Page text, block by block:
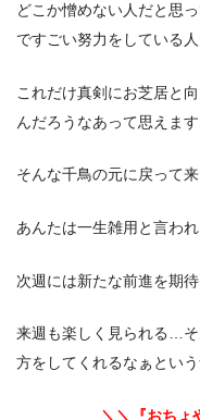
どこか憎めない人だと思
ですごい努力をしている人
これだけ真剣にお芝居と
んだろうなあって思えます
そんな千鳥の元に戻って来
あんたは一生雑用と言わ
次週には新たな前進を期待
来週も楽しく見られる…
方をしてくれるなぁとい
＼＼『おちょ